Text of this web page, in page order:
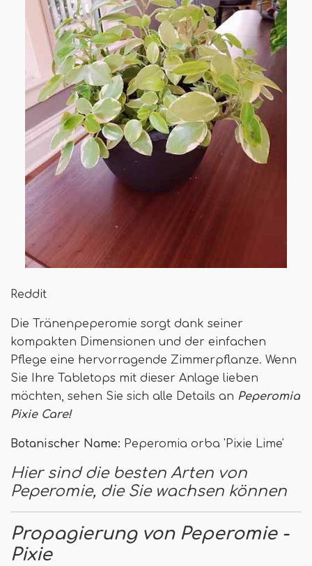
Reddit
Die Tränenpeperomie sorgt dank seiner
kompakten Dimensionen und der einfachen
Pflege eine hervorragende Zimmerpflanze. Wenn
Sie Ihre Tabletops mit dieser Anlage lieben
möchten, sehen Sie sich alle Details an Peperomia
Pixie Care!
Botanischer Name: Peperomia orba 'Pixie Lime'
Hier sind die besten Arten von
Peperomie, die Sie wachsen können
Propagierung von Peperomie -
Pixie